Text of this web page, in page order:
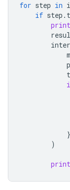
for step in
if step .
print
)
print